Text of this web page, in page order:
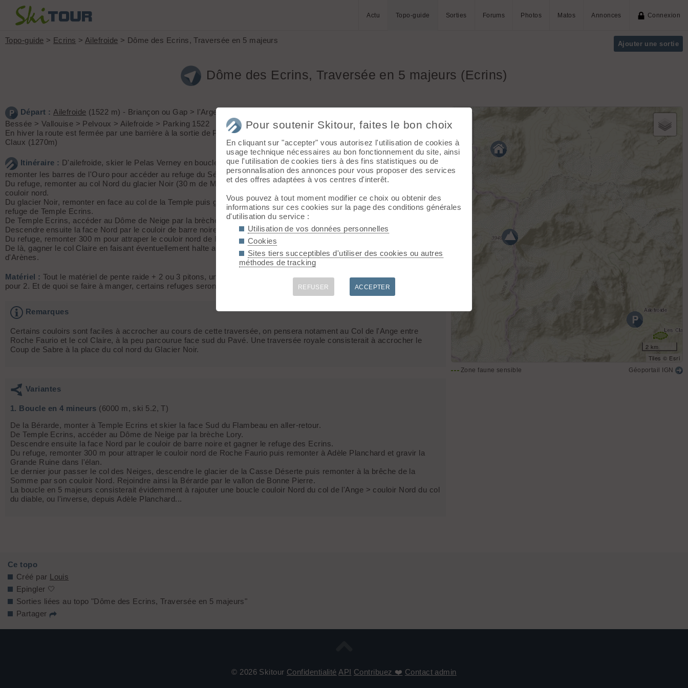
Actu Topo-guide Sorties Forums Photos Matos Annonces Connexion
Ajouter une sortie
Topo-guide > Ecrins > Ailefroide > Dôme des Ecrins, Traversée en 5 majeurs
Dôme des Ecrins, Traversée en 5 majeurs (Ecrins)
Sommet :
Dôme des Ecrins (4015 m)
Dénivelé :
7000 m.
Difficulté de montée : D
Difficulté ski :5.3 E4
Pente : 50° sur plusieurs centaines de
Départ :Ailefroide (1522 m) - Briançon ou Gap > l'Argentière la
Bessée > Vallouise > Pelvoux > Ailefroide > Parking 1522
En hiver la route est fermée par une barrière à la sortie de Pelvoux les
Claux (1270m)
Itinéraire : D'ailefroide, skier le Pelas Verney en boucle puis
remonter les barres de l'Ouro pour accéder au refuge du Sélé.
Du refuge, remonter au col Nord du glacier Noir (30 m de M2) et skier le
couloir nord.
Du glacier Noir, remonter en face au col de la Temple puis gagner le
refuge de Temple Ecrins.
De Temple Ecrins, accéder au Dôme de Neige par la brèche Lory.
Descendre ensuite la face Nord par le couloir de barre noire et gagner le refuge des Ecrins.
Du refuge, remonter 300 m pour attraper le couloir nord de Roche Faurio, le descendre jusqu'au plan de Vallfourche.
De là, gagner le col Claire en faisant éventuellement halte au refuge du Pavé et terminer cette traversée des Ecrins à Villard
d'Arènes.
Matériel : Tout le matériel de pente raide + 2 ou 3 pitons, un petit jeu de coinceurs, des sangles. Au moins 30 m de corde
pour 2. Et de quoi se faire à manger, certains refuges seront fermés....
Remarques
Certains couloirs sont faciles à accrocher au cours de cette traversée, on pensera notament au Col de l'Ange entre
Roche Faurio et le col Claire, à la peu parcourue face sud du Pavé. Une traversée royale consisterait à accrocher le
Coup de Sabre à la place du col nord du Glacier Noir.
Variantes
1. Boucle en 4 mineurs (6000 m, ski 5.2, T)
De la Bérarde, monter à Temple Ecrins et skier la face Sud du Flambeau en aller-retour.
De Temple Ecrins, accéder au Dôme de Neige par la brèche Lory.
Descendre ensuite la face Nord par le couloir de barre noire et gagner le refuge des Ecrins.
Du refuge, remonter 300 m pour attraper le couloir nord de Roche Faurio puis remonter à Adèle Planchard et gravir la
Grande Ruine dans l'élan.
Le dernier jour passer le col des Neiges, descendre le glacier de la Casse Déserte puis remonter à la brêche de la
Somme par son couloir Nord. Rejoindre ainsi la Bérarde par le vallon de Bonne Pierre.
La boucle en 5 majeurs consisterait évidemment à rajouter une boucle couloir Nord du col de l'Ange > couloir Nord du col
du diable, ou l'inverse, depuis Adèle Planchard...
2 km
Tiles © Esri
Zone faune sensible Géoportail IGN
Ce topo
Créé par Louis
Epingler 🤍
Sorties liées au topo "Dôme des Ecrins, Traversée en 5 majeurs"
Partager
© 2026 Skitour Confidentialité API Contribuez ❤️ Contact admin
Pour soutenir Skitour, faites le bon choix
En cliquant sur "accepter" vous autorisez l'utilisation de cookies à
usage technique nécessaires au bon fonctionnement du site, ainsi
que l'utilisation de cookies tiers à des fins statistiques ou de
personnalisation des annonces pour vous proposer des services
et des offres adaptées à vos centres d'interêt.
Vous pouvez à tout moment modifier ce choix ou obtenir des
informations sur ces cookies sur la page des conditions générales
d'utilisation du service :
Utilisation de vos données personnelles
Cookies
Sites tiers succeptibles d'utiliser des cookies ou autres
méthodes de tracking
REFUSER ACCEPTER